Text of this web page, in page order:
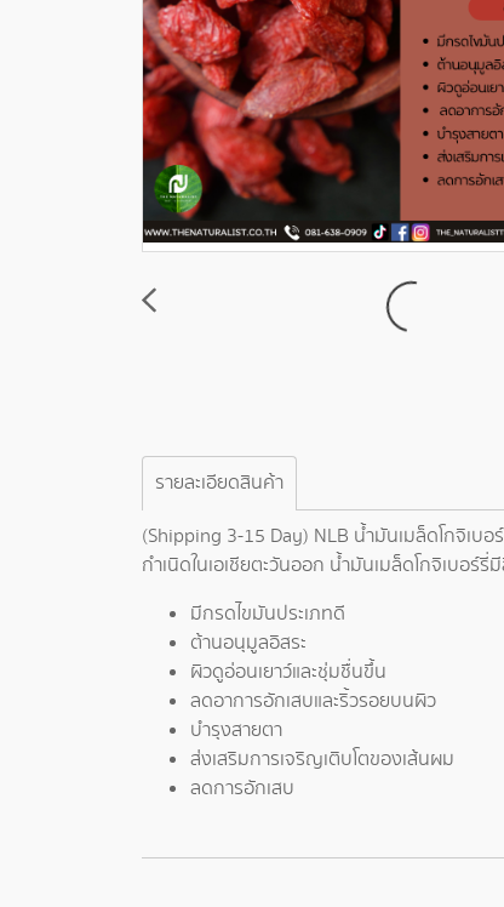
รายละเอียดสินค้า
(Shipping 3-15 Day) NLB น้ำมันเมล็ดโกจิเบ
กำเนิดในเอเชียตะวันออก น้ำมันเมล็ดโกจิเบอร์
มีกรดไขมันประเภทดี
ต้านอนุมูลอิสระ
ผิวดูอ่อนเยาว์และชุ่มชื่นขึ้น
ลดอาการอักเสบและริ้วรอยบนผิว
บำรุงสายตา
ส่งเสริมการเจริญเติบโตของเส้นผม
ลดการอักเสบ